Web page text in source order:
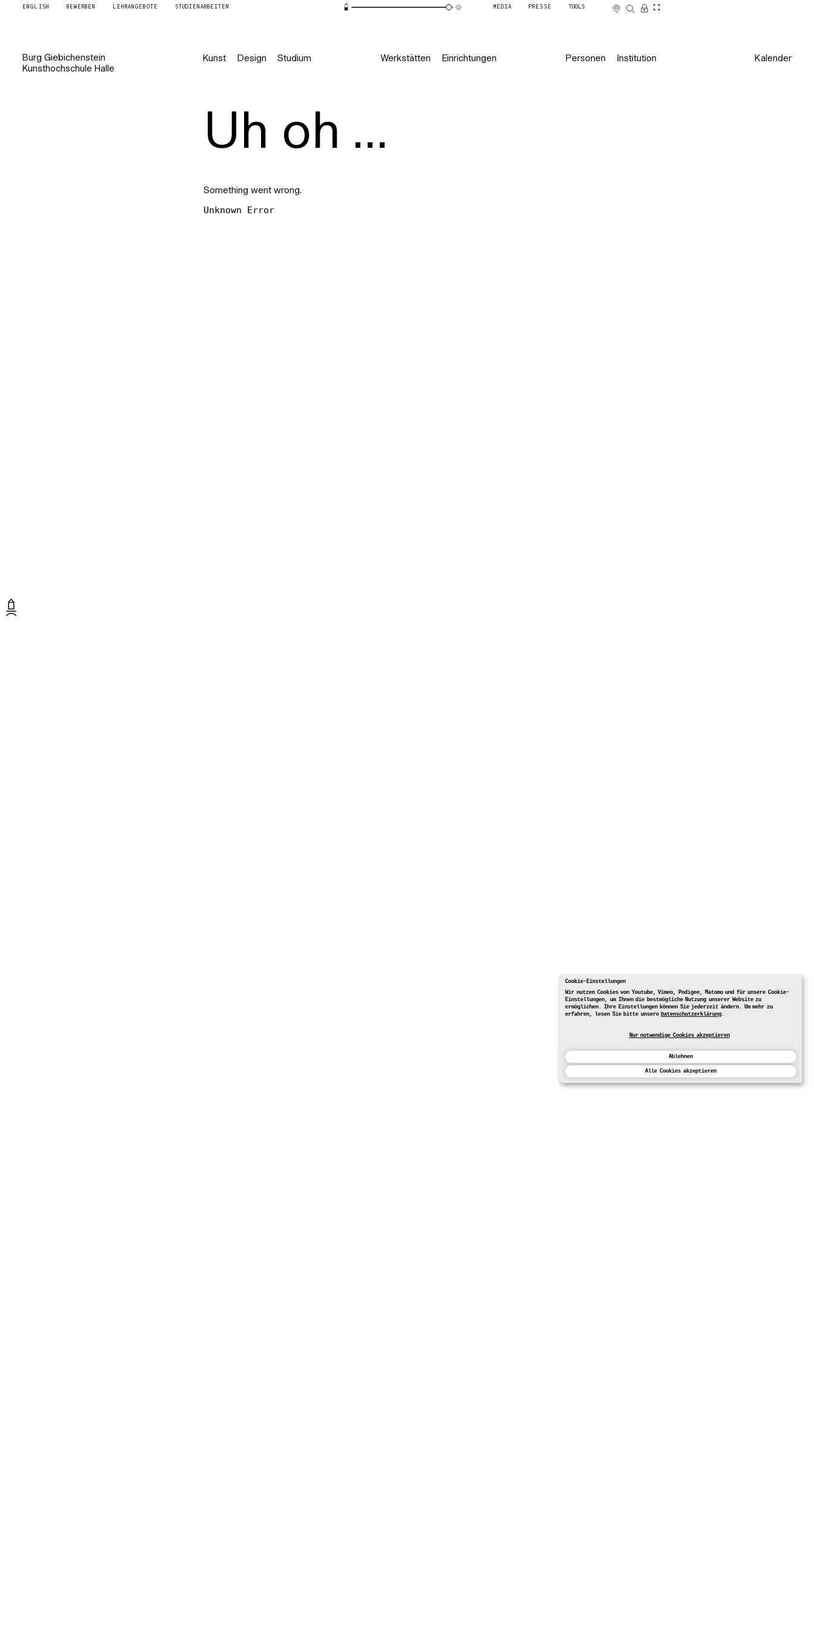
Cookie-Einstellungen
Wir nutzen Cookies von Youtube, Vimeo, Podigee, Matomo und für unsere Cookie-
Einstellungen, um Ihnen die bestmögliche Nutzung unserer Website zu
ermöglichen. Ihre Einstellungen können Sie jederzeit ändern. Um mehr zu
erfahren, lesen Sie bitte unsereDatenschutzerklärung.
Nur notwendige Cookies akzeptieren
Ablehnen
Alle Cookies akzeptieren
ENGLISH BEWERBEN LEHRANGEBOTE STUDIENARBEITEN MEDIA PRESSE TOOLS
Burg Giebichenstein
Kunsthochschule Halle
Kunst Design Studium Werkstätten Einrichtungen Personen Institution Kalender
Uh oh ...
Something went wrong.
Unknown Error